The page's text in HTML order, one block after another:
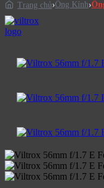
Trang chủ Ống Kính